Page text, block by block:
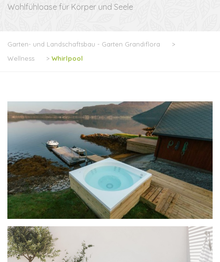
Wohlfühloase für Körper und Seele
Garten- und Landschaftsbau - Garten Grandiflora
>
Wellness
> Whirlpool